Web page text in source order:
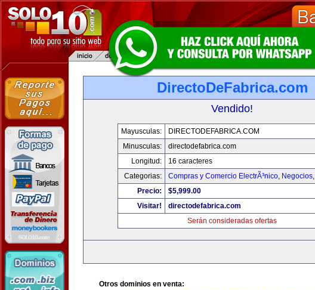
DirectoDeFabrica.com
Vendido!
Mayusculas:
DIRECTODEFABRICA.COM
Minusculas:
directodefabrica.com
Longitud:
16 caracteres
Categorias:
Compras y Comercio ElectrÃ³nico, Negocios,
Precio:
$5,999.00
Visitar!
directodefabrica.com
Serán consideradas ofertas
Otros dominios en venta: